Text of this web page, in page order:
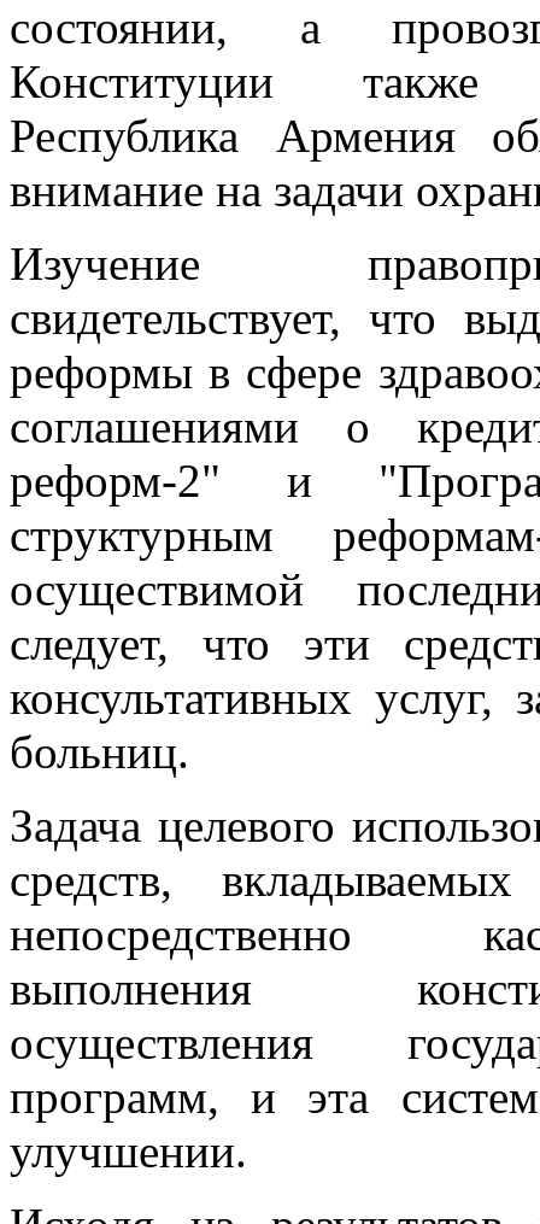
состоянии, а
Конституции также
Республика Армения
внимание на задачи
Изучение
свидетельствует, что
реформы в сфере
соглашениями о
реформ-2" и
структурным
осуществимой
следует, что эти
консультативных услуг,
больниц.
Задача целевого
средств,
непосредственно
выполнения
осуществления
программ, и эта
улучшении.